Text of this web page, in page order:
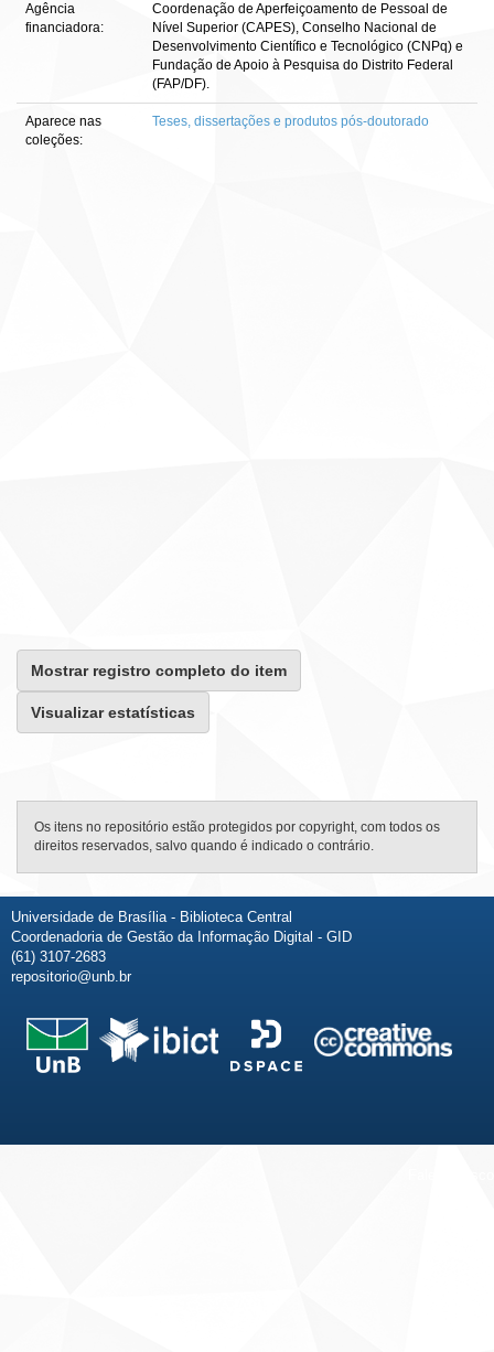
Agência
financiadora:
Coordenação de Aperfeiçoamento de Pessoal de
Nível Superior (CAPES), Conselho Nacional de
Desenvolvimento Científico e Tecnológico (CNPq) e
Fundação de Apoio à Pesquisa do Distrito Federal
(FAP/DF).
Aparece nas
coleções:
Teses, dissertações e produtos pós-doutorado
Mostrar registro completo do item
Visualizar estatísticas
Os itens no repositório estão protegidos por copyright, com todos os
direitos reservados, salvo quando é indicado o contrário.
Universidade de Brasília - Biblioteca Central
Coordenadoria de Gestão da Informação Digital - GID
(61) 3107-2683
repositorio@unb.br